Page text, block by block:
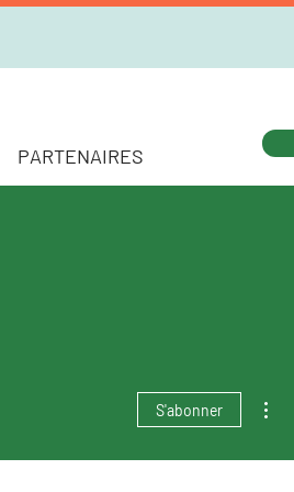
PARTENAIRES
S'abonner